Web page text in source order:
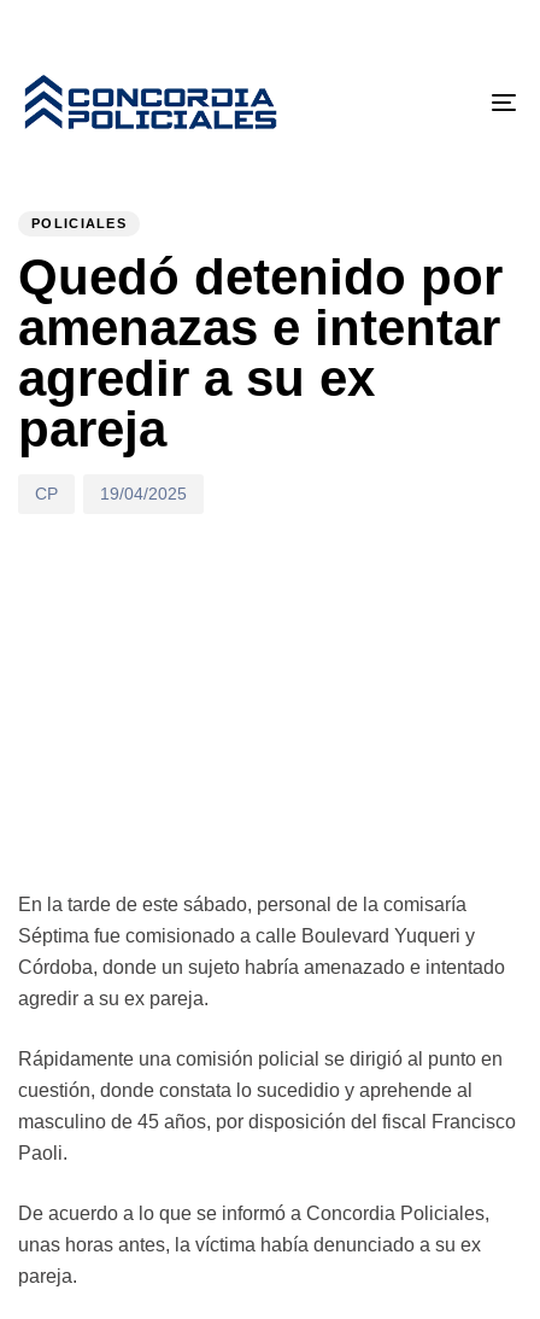
POLICIALES
Quedó detenido por
amenazas e intentar
agredir a su ex
pareja
CP 19/04/2025
En la tarde de este sábado, personal de la comisaría
Séptima fue comisionado a calle Boulevard Yuqueri y
Córdoba, donde un sujeto habría amenazado e intentado
agredir a su ex pareja.
Rápidamente una comisión policial se dirigió al punto en
cuestión, donde constata lo sucedidio y aprehende al
masculino de 45 años, por disposición del fiscal Francisco
Paoli.
De acuerdo a lo que se informó a Concordia Policiales,
unas horas antes, la víctima había denunciado a su ex
pareja.